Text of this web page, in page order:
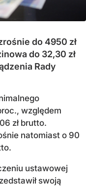
do 4950 zł
do 32,30 zł
Rady
względem
zł brutto.
natomiast o 90
ustawowej
swoją